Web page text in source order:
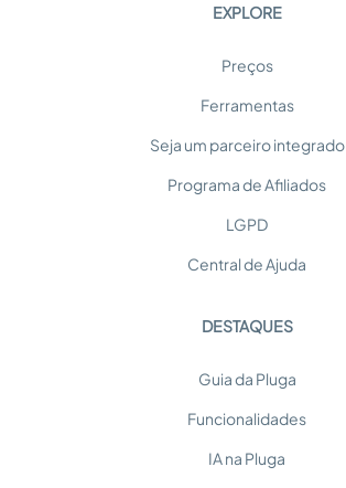
EXPLORE
Preços
Ferramentas
Seja um parceiro integrado
Programa de Afiliados
LGPD
Central de Ajuda
DESTAQUES
Guia da Pluga
Funcionalidades
IA na Pluga